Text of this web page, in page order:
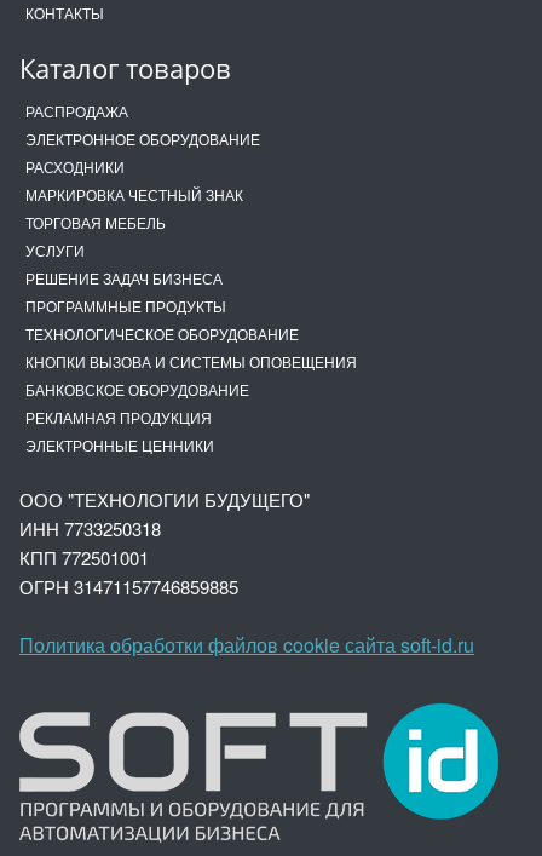
КОНТАКТЫ
Каталог товаров
РАСПРОДАЖА
ЭЛЕКТРОННОЕ ОБОРУДОВАНИЕ
РАСХОДНИКИ
МАРКИРОВКА ЧЕСТНЫЙ ЗНАК
ТОРГОВАЯ МЕБЕЛЬ
УСЛУГИ
РЕШЕНИЕ ЗАДАЧ БИЗНЕСА
ПРОГРАММНЫЕ ПРОДУКТЫ
ТЕХНОЛОГИЧЕСКОЕ ОБОРУДОВАНИЕ
КНОПКИ ВЫЗОВА И СИСТЕМЫ ОПОВЕЩЕНИЯ
БАНКОВСКОЕ ОБОРУДОВАНИЕ
РЕКЛАМНАЯ ПРОДУКЦИЯ
ЭЛЕКТРОННЫЕ ЦЕННИКИ
ООО "ТЕХНОЛОГИИ БУДУЩЕГО"
ИНН 7733250318
КПП 772501001
ОГРН 31471157746859885
Политика обработки файлов cookie сайта soft-id.ru